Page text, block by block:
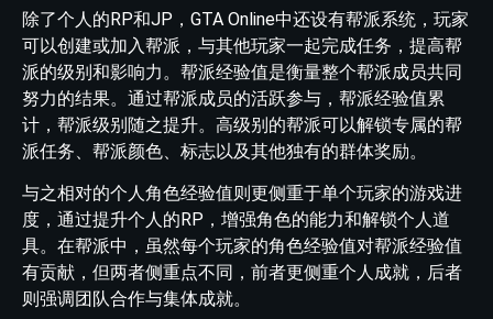
除了个人的RP和JP，GTA Online中还设有帮派系统，玩家
可以创建或加入帮派，与其他玩家一起完成任务，提高帮
派的级别和影响力。帮派经验值是衡量整个帮派成员共同
努力的结果。通过帮派成员的活跃参与，帮派经验值累
计，帮派级别随之提升。高级别的帮派可以解锁专属的帮
派任务、帮派颜色、标志以及其他独有的群体奖励。
与之相对的个人角色经验值则更侧重于单个玩家的游戏进
度，通过提升个人的RP，增强角色的能力和解锁个人道
具。在帮派中，虽然每个玩家的角色经验值对帮派经验值
有贡献，但两者侧重点不同，前者更侧重个人成就，后者
则强调团队合作与集体成就。